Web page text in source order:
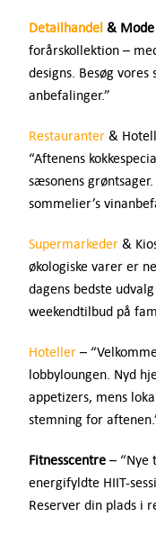
Detailhandel& Mode
forårskollektion –
designs. Besøg
anbefalinger.”
Restauranter&
“Aftenens
sæsonens
sommelier’s
Supermarkeder&
økologiske varer er
dagens bedste
weekendtilbud på
Hoteller–
lobbyloungen. Nyd
appetizers, mens
stemning for
Fitnesscentre – “Nye
energifyldte HIIT-
Reserver din plads i